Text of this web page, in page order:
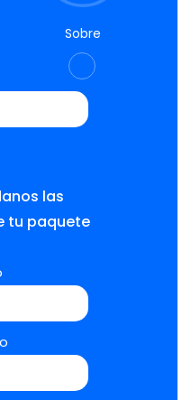
Sobre
las
tu paquete